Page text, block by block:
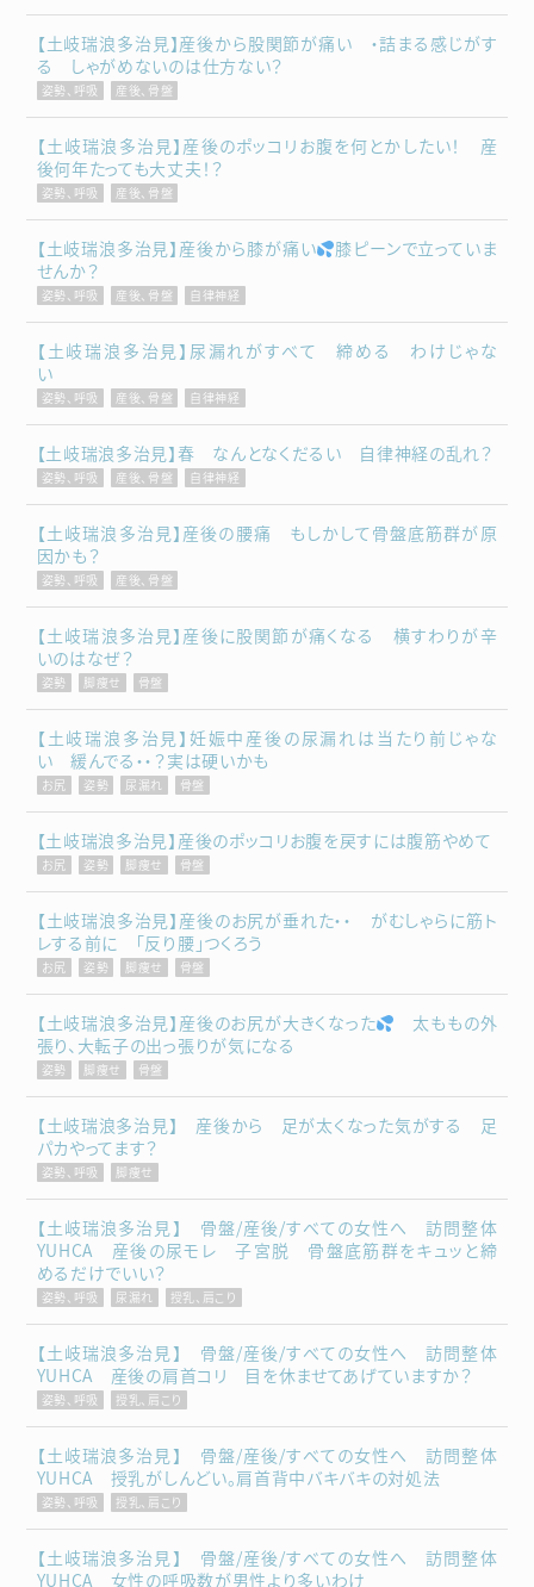
【土岐瑞浪多治見】産後から股関節が痛い ・詰まる感じがす
る しゃがめないのは仕方ない？
姿勢、呼吸 産後、骨盤
【土岐瑞浪多治見】産後のポッコリお腹を何とかしたい！ 産
後何年たっても大丈夫！？
姿勢、呼吸 産後、骨盤
【土岐瑞浪多治見】産後から膝が痛い
膝ピーンで立っていま
せんか？
姿勢、呼吸 産後、骨盤 自律神経
【土岐瑞浪多治見】尿漏れがすべて 締める わけじゃな
い
姿勢、呼吸 産後、骨盤 自律神経
【土岐瑞浪多治見】春 なんとなくだるい 自律神経の乱れ？
姿勢、呼吸 産後、骨盤 自律神経
【土岐瑞浪多治見】産後の腰痛 もしかして骨盤底筋群が原
因かも？
姿勢、呼吸 産後、骨盤
【土岐瑞浪多治見】産後に股関節が痛くなる 横すわりが辛
いのはなぜ？
姿勢 脚痩せ 骨盤
【土岐瑞浪多治見】妊娠中産後の尿漏れは当たり前じゃな
い 緩んでる・・？実は硬いかも
お尻 姿勢 尿漏れ 骨盤
【土岐瑞浪多治見】産後のポッコリお腹を戻すには腹筋やめて
お尻 姿勢 脚痩せ 骨盤
【土岐瑞浪多治見】産後のお尻が垂れた・・ がむしゃらに筋ト
レする前に 「反り腰」つくろう
お尻 姿勢 脚痩せ 骨盤
【土岐瑞浪多治見】産後のお尻が大きくなった
太ももの外
張り、大転子の出っ張りが気になる
姿勢 脚痩せ 骨盤
【土岐瑞浪多治見】 産後から 足が太くなった気がする 足
パカやってます？
姿勢、呼吸 脚痩せ
【土岐瑞浪多治見】 骨盤/産後/すべての女性へ 訪問整体
YUHCA 産後の尿モレ 子宮脱 骨盤底筋群をキュッと締
めるだけでいい？
姿勢、呼吸 尿漏れ 授乳、肩こり
【土岐瑞浪多治見】 骨盤/産後/すべての女性へ 訪問整体
YUHCA 産後の肩首コリ 目を休ませてあげていますか？
姿勢、呼吸 授乳、肩こり
【土岐瑞浪多治見】 骨盤/産後/すべての女性へ 訪問整体
YUHCA 授乳がしんどい。肩首背中バキバキの対処法
姿勢、呼吸 授乳、肩こり
【土岐瑞浪多治見】 骨盤/産後/すべての女性へ 訪問整体
YUHCA 女性の呼吸数が男性より多いわけ